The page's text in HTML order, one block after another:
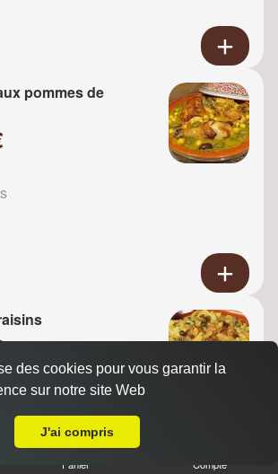
pommes de
Panier Compte
des cookies pour vous garantir la
sur notre site Web
J'ai compris